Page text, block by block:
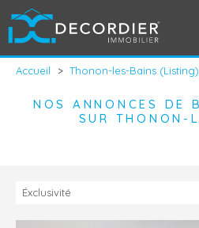
Accueil > Thonon-les-Bains (Listing)
NOS ANNONCES DE
SUR THONON-